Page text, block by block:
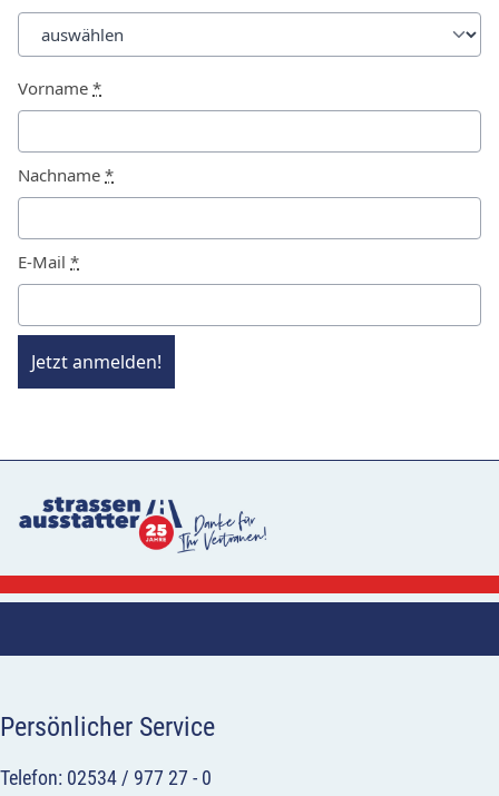
Vorname *
Nachname *
E-Mail *
Jetzt anmelden!
Persönlicher Service
Telefon: 02534 / 977 27 - 0